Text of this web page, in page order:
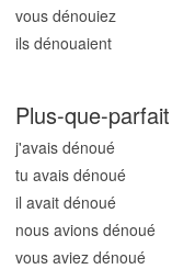
vous dénouiez
ils dénouaient
Plus-que-parfait
j'avais dénoué
tu avais dénoué
il avait dénoué
nous avions dénoué
vous aviez dénoué